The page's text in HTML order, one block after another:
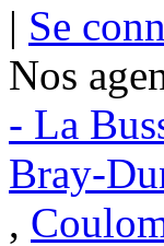
| Se
Nos
- La
Bray-
,